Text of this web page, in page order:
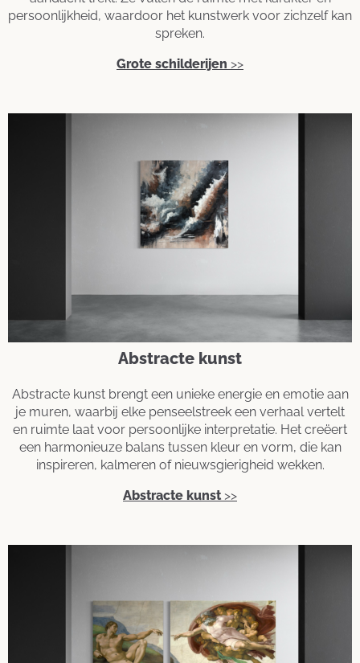
persoonlijkheid, waardoor het kunstwerk voor zichzelf kan
spreken.
Grote schilderijen >>
Abstracte kunst
Abstracte kunst brengt een unieke energie en emotie aan
je muren, waarbij elke penseelstreek een verhaal vertelt
en ruimte laat voor persoonlijke interpretatie. Het creëert
een harmonieuze balans tussen kleur en vorm, die kan
inspireren, kalmeren of nieuwsgierigheid wekken.
Abstracte kunst >>